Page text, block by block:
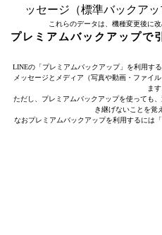
ッセージ（標準バックアッ
これらのデータは、機種変更後に
プレミアムバックアップで
LINEの「プレミアムバックアップ」を利用す
メッセージとメディア（写真や動画・ファイ
ます
ただし、プレミアムバックアップを使っても
き継げないことを覚
なおプレミアムバックアップを利用するには